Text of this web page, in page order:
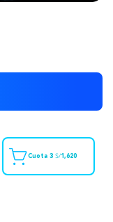
Cuota 3S/1,620